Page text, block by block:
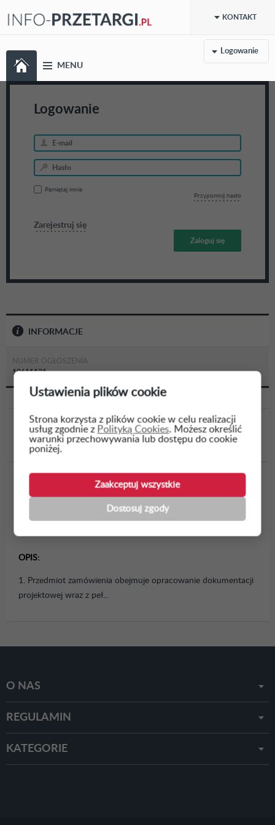
KONTAKT
MENU
Logowanie
Ustawienia plików cookie
Strona korzysta z plików cookie w celu realizacji
usług zgodnie z Polityką Cookies. Możesz określić
warunki przechowywania lub dostępu do cookie
poniżej.
Zaakceptuj wszystkie
Dostosuj zgody
Logowanie
Pamiętaj mnie
Przypomnij hasło
Zarejestruj się
INFORMACJE
NUMER OGŁOSZENIA
10611131
WSTECZ
Opracowanie dokumentacji projektowej oraz
wykonanie robót budowlanych dla zadania pn.:
"Przebudowa ul. Gen. Stefana Grota-
OPIS:
1. Przedmiot zamówienia obejmuje opracowanie dokumentacji
projektowej wraz z peł...
O NAS
REGULAMIN
KATEGORIE